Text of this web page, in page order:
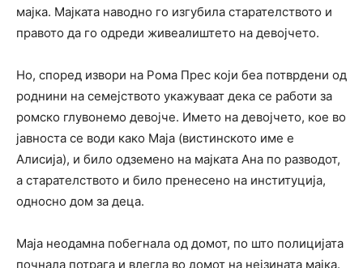
мајка. Мајката наводно го изгубила старателството и
правото да го одреди живеалиштето на девојчето.
Но, според извори на Рома Прес који беа потврдени од
роднини на семејството укажуваат дека се работи за
ромско глувонемо девојче. Името на девојчето, кое во
јавноста се води како Маја (вистинското име е
Алисија), и било одземено на мајката Ана по разводот,
а старателството и било пренесено на институција,
односно дом за деца.
Маја неодамна побегнала од домот, по што полицијата
почнала потрага и влегла во домот на нејзината мајка.